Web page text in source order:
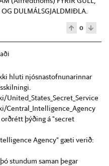
OG DULMÁLSGJALDMIÐLA.
0
hluti njósnastofnunarinnar
Central_Intelligence_Agency
þýðing á "secret
Agency" gæti verið:
stundum saman þegar